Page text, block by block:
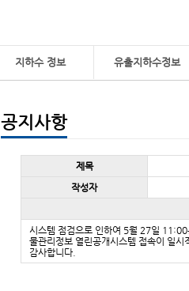
지하수 정보 유출지하수정보
공지사항
제목
작성자
시스템 점검으로 인하여 5월 27일
물관리정보 열린공개시스템 접속이 일
감사합니다.